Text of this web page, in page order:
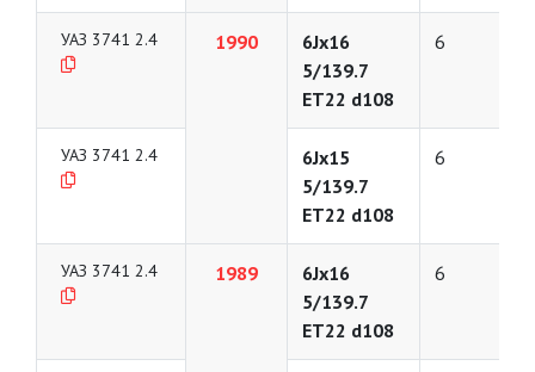
УАЗ 3741 2.4 1990
6Jx16
5/139.7
ET22 d108
6
УАЗ 3741 2.4
6Jx15
5/139.7
ET22 d108
6
УАЗ 3741 2.4 1989
6Jx16
5/139.7
ET22 d108
6